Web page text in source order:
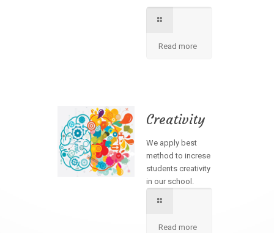
Read more
Creativity
We apply best
method to increse
students creativity
in our school.
Read more